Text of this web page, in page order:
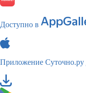
Доступно в
Приложение Суточно.ру